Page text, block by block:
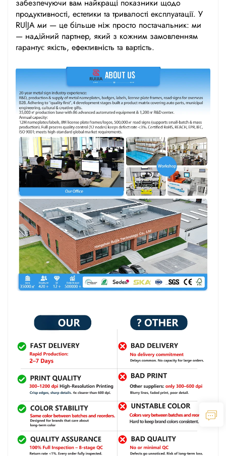
забезпечуючи вам найкращі показники щодо
продуктивності, естетики та тривалості експлуатації. У
RUlJA ми — це більше ніж просто постачальник: ми
— надійний партнер, який з кожним замовленням
гарантує якість, ефективність та вартість.